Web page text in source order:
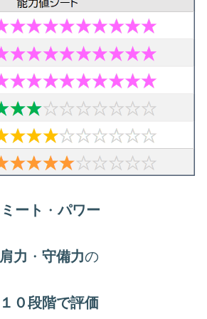
ミート ・パワー
肩力 ・ 守備力の
１０段階で評価